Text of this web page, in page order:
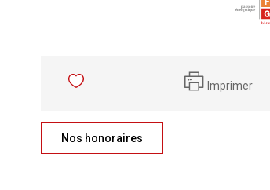
Imprimer
Nos honoraires